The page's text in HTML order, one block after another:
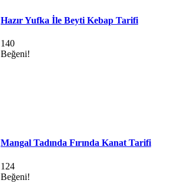
Hazır Yufka İle Beyti Kebap Tarifi
140
Beğeni!
Mangal Tadında Fırında Kanat Tarifi
124
Beğeni!